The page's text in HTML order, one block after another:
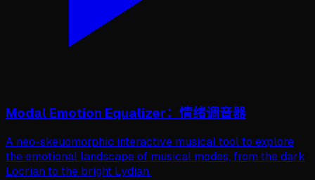
Modal Emotion Equalizer：情绪调音器
A neo-skeuomorphic interactive musical tool to explore
the emotional landscape of musical modes, from the dark
Locrian to the bright Lydian.